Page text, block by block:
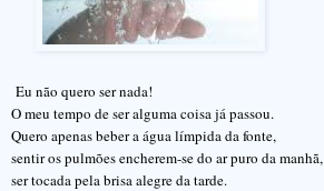
Eu não quero ser nada!
O meu tempo de ser alguma coisa já passou.
Quero apenas beber a água límpida da fonte,
sentir os pulmões encherem-se do ar puro da manhã,
ser tocada pela brisa alegre da tarde.